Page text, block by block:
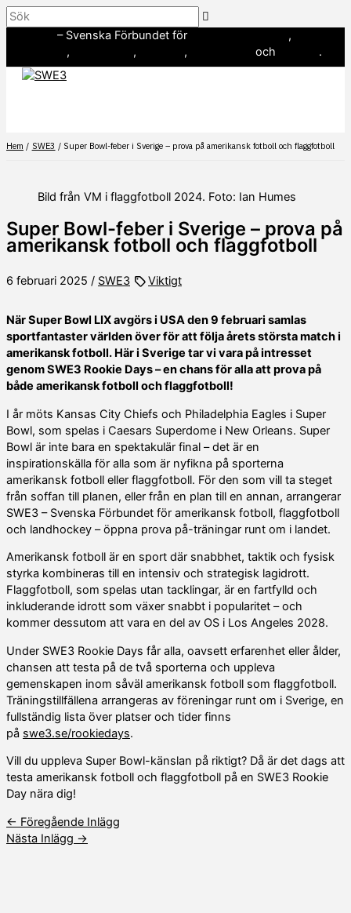
Hoppa
till
Sök
– Svenska Förbundet för
,
, , , och .
Hem SWE3 Super Bowl-feber i Sverige – prova på amerikansk fotboll och flaggfotboll
Bild från VM i flaggfotboll 2024. Foto: Ian Humes
Super Bowl-feber i Sverige – prova på
amerikansk fotboll och flaggfotboll
6 februari 2025 / SWE3 Viktigt
När Super Bowl LIX avgörs i USA den 9 februari samlas
sportfantaster världen över för att följa årets största match i
amerikansk fotboll. Här i Sverige tar vi vara på intresset
genom SWE3 Rookie Days – en chans för alla att prova på
både amerikansk fotboll och flaggfotboll!
I år möts Kansas City Chiefs och Philadelphia Eagles i Super
Bowl, som spelas i Caesars Superdome i New Orleans. Super
Bowl är inte bara en spektakulär final – det är en
inspirationskälla för alla som är nyfikna på sporterna
amerikansk fotboll eller flaggfotboll. För den som vill ta steget
från soffan till planen, eller från en plan till en annan, arrangerar
SWE3 – Svenska Förbundet för amerikansk fotboll, flaggfotboll
och landhockey – öppna prova på-träningar runt om i landet.
Amerikansk fotboll är en sport där snabbhet, taktik och fysisk
styrka kombineras till en intensiv och strategisk lagidrott.
Flaggfotboll, som spelas utan tacklingar, är en fartfylld och
inkluderande idrott som växer snabbt i popularitet – och
kommer dessutom att vara en del av OS i Los Angeles 2028.
Under SWE3 Rookie Days får alla, oavsett erfarenhet eller ålder,
chansen att testa på de två sporterna och uppleva
gemenskapen inom såväl amerikansk fotboll som flaggfotboll.
Träningstillfällena arrangeras av föreningar runt om i Sverige, en
fullständig lista över platser och tider finns
på swe3.se/rookiedays.
Vill du uppleva Super Bowl-känslan på riktigt? Då är det dags att
testa amerikansk fotboll och flaggfotboll på en SWE3 Rookie
Day nära dig!
← Föregående Inlägg
Nästa Inlägg →